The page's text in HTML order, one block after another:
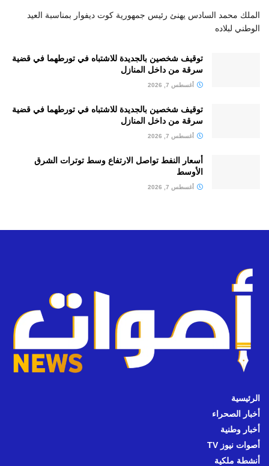
الملك محمد السادس يهنئ رئيس جمهورية كوت ديفوار بمناسبة العيد
الوطني لبلاده
توقيف شخصين بالجديدة للاشتباه في تورطهما في قضية
سرقة من داخل المنازل
أغسطس 7, 2026
توقيف شخصين بالجديدة للاشتباه في تورطهما في قضية
سرقة من داخل المنازل
أغسطس 7, 2026
أسعار النفط تواصل الارتفاع وسط توترات الشرق
الأوسط
أغسطس 7, 2026
الرئيسية
أخبار الصحراء
أخبار وطنية
أصوات نيوز TV
أنشطة ملكية